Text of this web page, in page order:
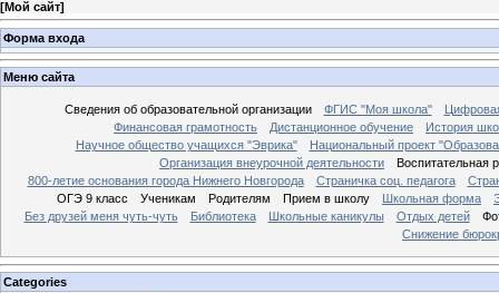
[Мой сайт]
Форма входа
Меню сайта
Сведения об образовательной организации ФГИС "Моя школа"
Финансовая грамотность
Дистанционное обучение
История
Научное общество учащихся "Эврика"
Национальный проект
Организация внеурочной деятельности
Воспитательная
800-летие основания города Нижнего Новгорода
Страничка соц. педагога
ОГЭ 9 класс
Ученикам Родителям Прием в школу Школьная форма
Без друзей меня чуть-чуть
Библиотека Школьные каникулы Отдых детей
Снижение
Categories